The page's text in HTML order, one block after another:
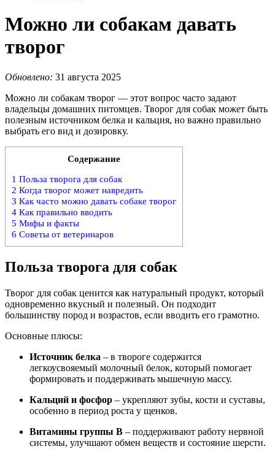
Можно ли собакам давать
творог
Обновлено: 31 августа 2025
Можно ли собакам творог — этот вопрос часто задают
владельцы домашних питомцев. Творог для собак может быть
полезным источником белка и кальция, но важно правильно
выбрать его вид и дозировку.
Содержание
1 Польза творога для собак
2 Когда творог может навредить
3 Как часто можно давать собаке творог
4 Как правильно вводить
5 Мифы и факты
6 Советы от ветеринаров
Польза творога для собак
Творог для собак ценится как натуральный продукт, который
одновременно вкусный и полезный. Он подходит
большинству пород и возрастов, если вводить его грамотно.
Основные плюсы:
Источник белка – в твороге содержится
легкоусвояемый молочный белок, который помогает
формировать и поддерживать мышечную массу.
Кальций и фосфор – укрепляют зубы, кости и суставы,
особенно в период роста у щенков.
Витамины группы B – поддерживают работу нервной
системы, улучшают обмен веществ и состояние шерсти.